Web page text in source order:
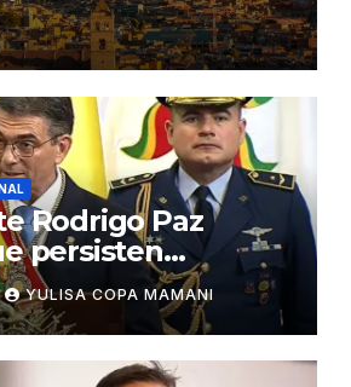
Rodrigo Paz
persisten
contra la
del país
YULISA COPA MAMANI